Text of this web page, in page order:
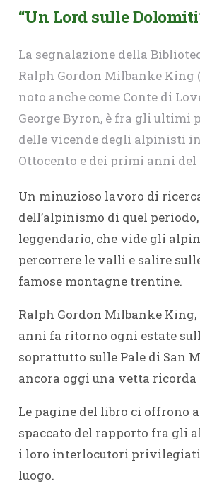
“Un Lord sulle
La segnalazione della
Ralph Gordon Milbanke King
noto anche come Conte di
George Byron, è fra gli ultimi
delle vicende degli alpinisti
Ottocento e dei primi anni del
Un minuzioso lavoro di
dell’alpinismo di quel
leggendario, che vide gli
percorrere le valli e salire
famose montagne trentine.
Ralph Gordon Milbanke
anni fa ritorno ogni estate
soprattutto sulle Pale di San
ancora oggi una vetta ricorda
Le pagine del libro ci offrono
spaccato del rapporto fra gli
i loro interlocutori
luogo.